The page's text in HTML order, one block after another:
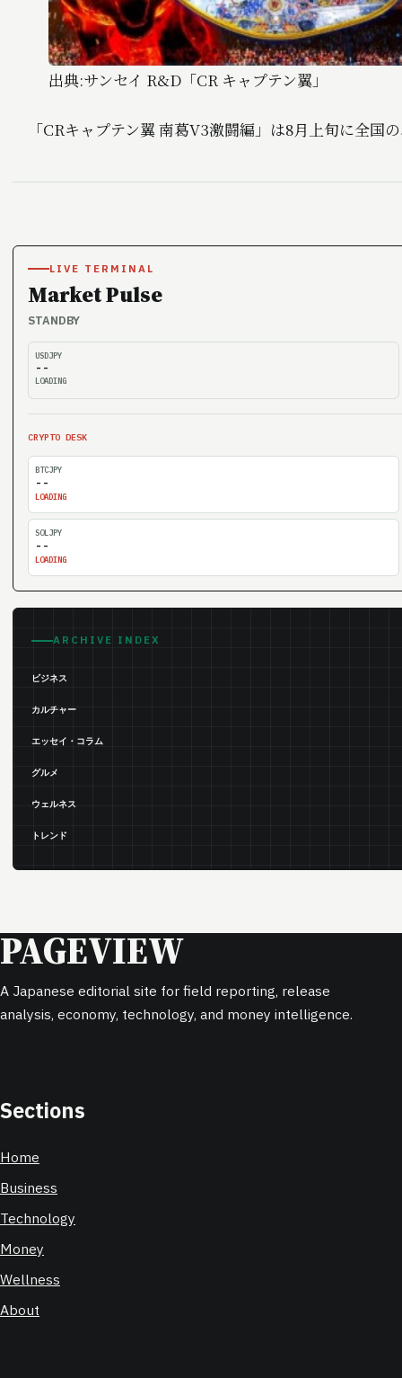
出典:サンセイ R&D「CR キャプテン翼」
「CRキャプテン翼 南葛V3激闘編」は8月上旬に全国
LIVE TERMINAL
Market Pulse
STANDBY
USDJPY
--
LOADING
CRYPTO DESK
BTCJPY
--
LOADING
SOLJPY
--
LOADING
ARCHIVE INDEX
ビジネス
カルチャー
エッセイ・コラム
グルメ
ウェルネス
トレンド
PAGEVIEW
A Japanese editorial site for field reporting, release
analysis, economy, technology, and money intelligence.
Sections
Home
Business
Technology
Money
Wellness
About